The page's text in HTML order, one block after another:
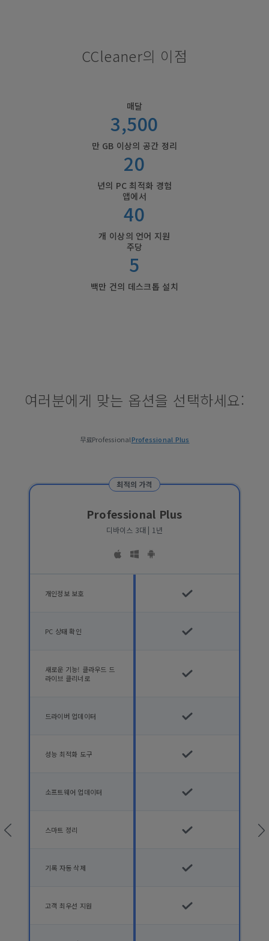
CCleaner의 이점
매달
3,500
만 GB 이상의 공간 정리
20
년의 PC 최적화 경험
앱에서
40
개 이상의 언어 지원
주당
5
백만 건의 데스크톱 설치
여러분에게 맞는 옵션을 선택하세요:
무료ProfessionalProfessional Plus
최적의 가격
Professional Plus
디바이스 3대 | 1년
개인정보 보호
PC 상태 확인
새로운 기능! 클라우드 드
라이브 클리너로
드라이버 업데이터
성능 최적화 도구
소프트웨어 업데이터
스마트 정리
기록 자동 삭제
고객 최우선 지원